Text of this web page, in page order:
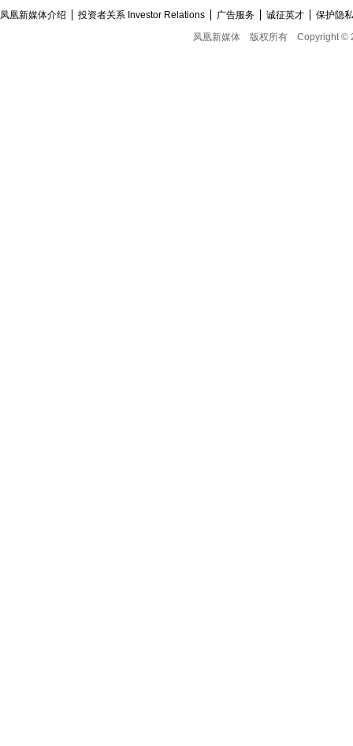
凤凰新媒体介绍 投资者关系 Investor Relations 广告服务 诚征英才
保护隐
凤凰新媒体
版权所有 Copyright ©